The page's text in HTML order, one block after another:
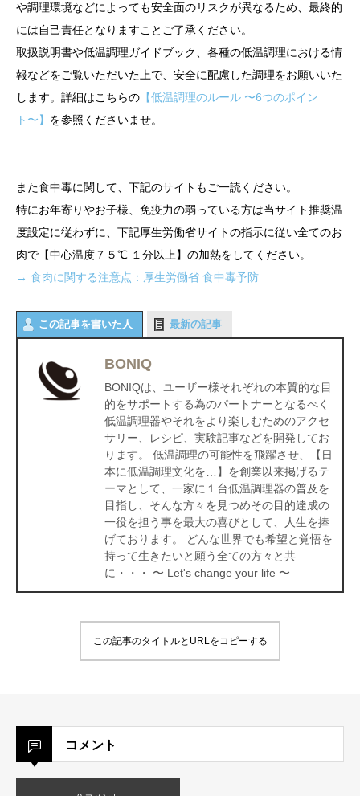
や調理環境などによっても安全面のリスクが異なるため、最終的
には自己責任となりますことご了承ください。
取扱説明書や低温調理ガイドブック、各種の低温調理における情
報などをご覧いただいた上で、安全に配慮した調理をお願いいた
します。詳細はこちらの 【低温調理のルール 〜6つのポイン
ト〜】 を参照くださいませ。
また食中毒に関して、下記のサイトもご一読ください。
特にお年寄りやお子様、免疫力の弱っている方は当サイト推奨温
度設定に従わずに、下記厚生労働省サイトの指示に従い全てのお
肉で【中心温度７５℃ １分以上】の加熱をしてください。
→ 食肉に関する注意点：厚生労働省 食中毒予防
この記事を書いた人 最新の記事
BONIQ
BONIQは、ユーザー様それぞれの本質的な目
的をサポートする為のパートナーとなるべく
低温調理器やそれをより楽しむためのアクセ
サリー、レシピ、実験記事などを開発してお
ります。 低温調理の可能性を飛躍させ、【日
本に低温調理文化を…】を創業以来掲げるテ
ーマとして、一家に１台低温調理器の普及を
目指し、そんな方々を見つめその目的達成の
一役を担う事を最大の喜びとして、人生を捧
げております。 どんな世界でも希望と覚悟を
持って生きたいと願う全ての方々と共
に・・・ 〜 Let's change your life 〜
この記事のタイトルとURLをコピーする
コメント